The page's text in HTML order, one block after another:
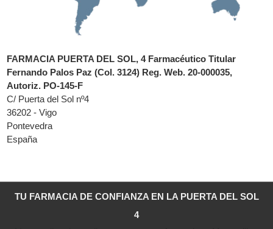
FARMACIA PUERTA DEL SOL, 4 Farmacéutico Titular
Fernando Palos Paz (Col. 3124) Reg. Web. 20-000035,
Autoriz. PO-145-F
C/ Puerta del Sol nº4
36202 - Vigo
Pontevedra
España
TU FARMACIA DE CONFIANZA EN LA PUERTA DEL SOL
4